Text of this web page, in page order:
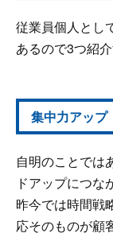
従業員個人とし
あるので3つ紹介
集中力アップ
自明のことでは
ドアップにつな
昨今では時間戦
応そのものが顧